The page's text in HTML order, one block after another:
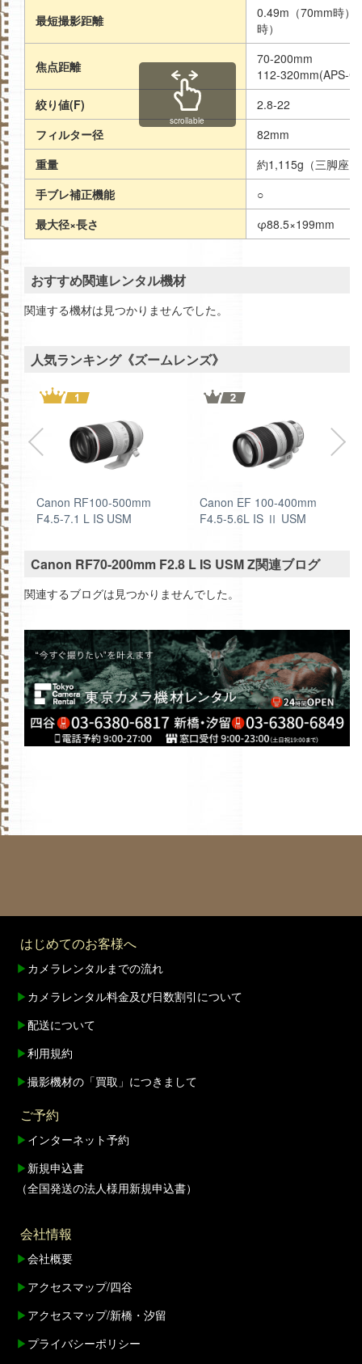
最短撮影距離
0.49m（70mm時）
時）
焦点距離
70-200mm
112-320mm(APS-C
絞り値(F)
2.8-22
フィルター径
82mm
重量
約1,115g（三脚座
手ブレ補正機能
○
最大径×長さ
φ88.5×199mm
scrollable
おすすめ関連レンタル機材
関連する機材は見つかりませんでした。
人気ランキング《ズームレンズ》
Canon RF100-500mm
F4.5-7.1 L IS USM
Canon EF 100‐400mm
F4.5-5.6L IS Ⅱ USM
Canon RF70-200mm F2.8 L IS USM Z関連ブログ
関連するブログは見つかりませんでした。
はじめてのお客様へ
▶ カメラレンタルまでの流れ
▶ カメラレンタル料金及び日数割引について
▶配送について
▶利用規約
▶撮影機材の「買取」につきまして
ご予約
▶ インターネット予約
▶ 新規申込書
（全国発送の法人様用新規申込書）
会社情報
▶会社概要
▶ アクセスマップ/四谷
▶ アクセスマップ/新橋・汐留
▶ プライバシーポリシー